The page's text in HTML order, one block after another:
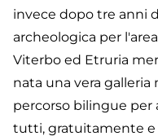
invece dopo tre anni
archeologica per
Viterbo ed Etruria
nata una vera galleria
percorso bilingue per
tutti, gratuitamente